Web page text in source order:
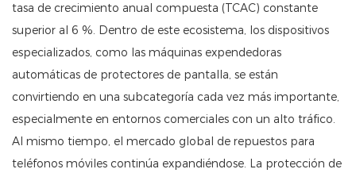
tasa de crecimiento anual compuesta (TCAC) constante
superior al 6 %. Dentro de este ecosistema, los dispositivos
especializados, como las máquinas expendedoras
automáticas de protectores de pantalla, se están
convirtiendo en una subcategoría cada vez más importante,
especialmente en entornos comerciales con un alto tráfico.
Al mismo tiempo, el mercado global de repuestos para
teléfonos móviles continúa expandiéndose. La protección de